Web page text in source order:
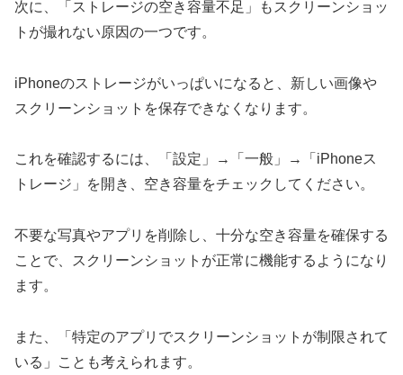
次に、「ストレージの空き容量不足」もスクリーンショッ
トが撮れない原因の一つです。
iPhoneのストレージがいっぱいになると、新しい画像や
スクリーンショットを保存できなくなります。
これを確認するには、「設定」→「一般」→「iPhoneス
トレージ」を開き、空き容量をチェックしてください。
不要な写真やアプリを削除し、十分な空き容量を確保する
ことで、スクリーンショットが正常に機能するようになり
ます。
また、「特定のアプリでスクリーンショットが制限されて
いる」ことも考えられます。